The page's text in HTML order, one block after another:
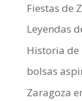
Fiestas de
Leyendas
Historia de
bolsas
Zaragoza